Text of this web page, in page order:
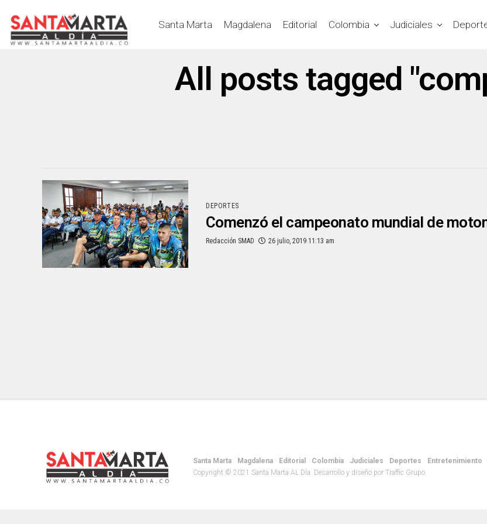
Santa Marta Magdalena Editorial Colombia Judiciales
All posts tagged
DEPORTES
Comenzó el campeonato mundial de
Redacción SMAD 26 julio, 2019 11:13 am
Santa Marta Magdalena Editorial Colombia Judiciales Deportes Entretenimiento
Copyright © 2021 Santa Marta AL Día. Desarrollo y diseño por Traffic Grupo.